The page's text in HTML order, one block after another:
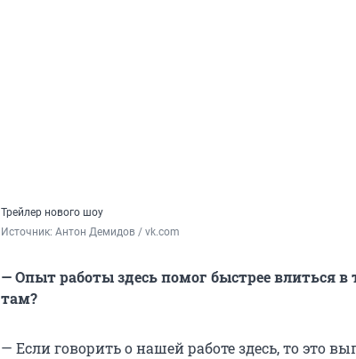
Трейлер нового шоу
Источник: Антон Демидов / vk.com
— Опыт работы здесь помог быстрее влиться в
там?
— Если говорить о нашей работе здесь, то это